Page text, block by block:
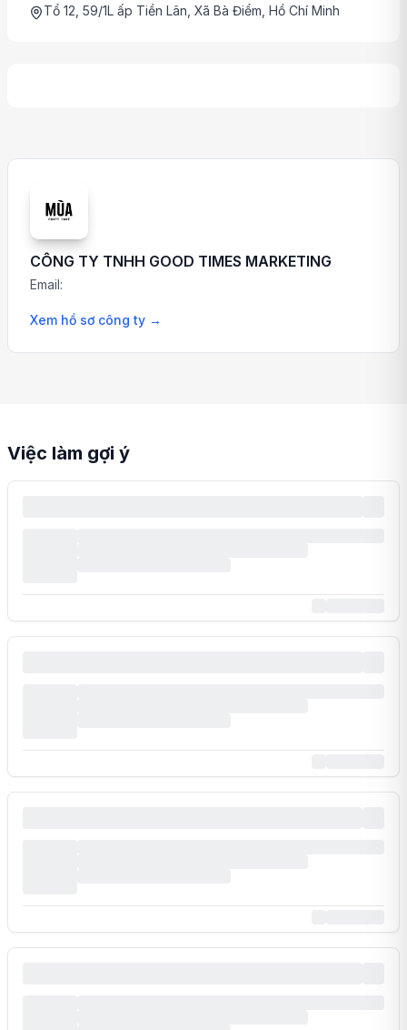
Tổ 12, 59/1L ấp Tiền Lân, Xã Bà Điểm, Hồ Chí Minh
CÔNG TY TNHH GOOD TIMES MARKETING
Email:
Xem hồ sơ công ty →
Việc làm gợi ý